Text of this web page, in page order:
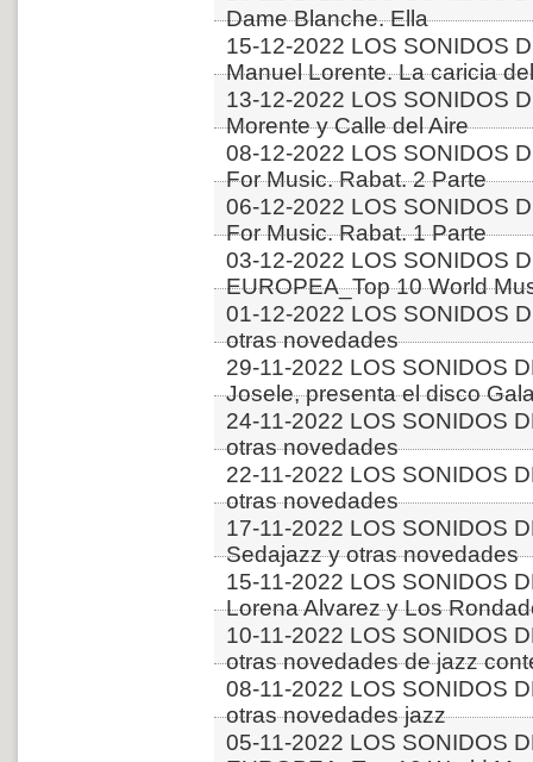
Dame Blanche. Ella
15-12-2022 LOS SONIDOS
Manuel Lorente. La caricia
13-12-2022 LOS SONIDOS
Morente y Calle del Aire
08-12-2022 LOS SONIDOS
For Music. Rabat. 2 Parte
06-12-2022 LOS SONIDOS
For Music. Rabat. 1 Parte
03-12-2022 LOS SONIDOS
EUROPEA_Top 10 World
01-12-2022 LOS SONIDOS
otras novedades
29-11-2022 LOS SONIDOS
Josele, presenta el disco
24-11-2022 LOS SONIDOS
otras novedades
22-11-2022 LOS SONIDOS
otras novedades
17-11-2022 LOS SONIDOS
Sedajazz y otras novedades
15-11-2022 LOS SONIDOS
Lorena Alvarez y Los
10-11-2022 LOS SONIDOS
otras novedades de jazz
08-11-2022 LOS SONIDOS
otras novedades jazz
05-11-2022 LOS SONIDOS